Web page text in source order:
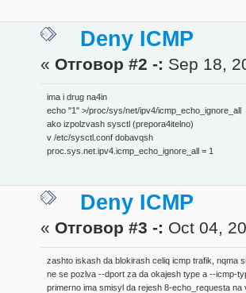
Deny ICMP
« Отговор #2 -: Sep 18,
ima i drug na4in
echo "1" >/proc/sys/net/ipv4/icmp_echo_ignore_all
ako izpolzvash sysctl (prepora4itelno)
v /etc/sysctl.conf dobavqsh
proc.sys.net.ipv4.icmp_echo_ignore_all = 1
Deny ICMP
« Отговор #3 -: Oct 04,
zashto iskash da blokirash celiq icmp trafik, nqma
ne se pozlva --dport za da okajesh type a --icmp-
primerno ima smisyl da rejesh 8-echo_requesta na